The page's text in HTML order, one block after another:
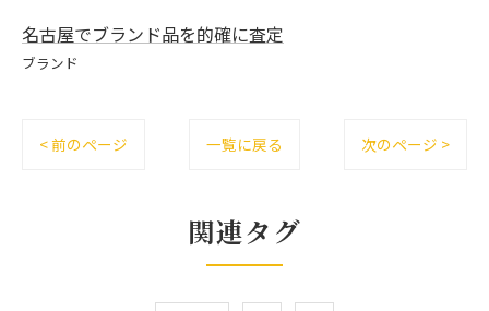
名古屋でブランド品を的確に査定
ブランド
< 前のページ 一覧に戻る 次のページ >
関連タグ